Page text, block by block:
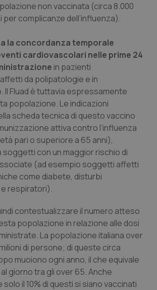
Cardiologia
Chirurgia
Oncologia
Pediatria
urogenitali
& impianti
coagulazione
seno
Polmone & Testa Collo
non vaccinata (circa 8.000
per complicanze dell’influenza).
la concordanza temporale
cardiovascolari nelle prime 24
in pazienti
da polipatologie e in
Il Fluad è tuttavia espressamente
popolazione. Le indicazioni
scheda tecnica di questo vaccino
attiva contro l’influenza
pari o superiore a 65 anni),
soggetti con un maggior rischio di
(ad esempio soggetti affetti
come diabete, disturbi
respiratori).
contestualizzare il numero atteso
popolazione in relazione alle dosi
La popolazione italiana over
di persone; di queste circa
muoiono ogni anno, il che equivale
giorno tra gli over 65. Anche
il 10% di questi si siano vaccinati